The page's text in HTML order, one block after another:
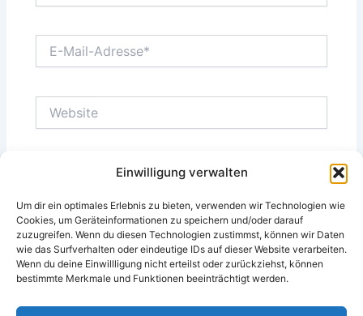
Einwilligung verwalten
Um dir ein optimales Erlebnis zu bieten, verwenden wir Technologien wie
Cookies, um Geräteinformationen zu speichern und/oder darauf
zuzugreifen. Wenn du diesen Technologien zustimmst, können wir Daten
wie das Surfverhalten oder eindeutige IDs auf dieser Website verarbeiten.
Wenn du deine Einwillligung nicht erteilst oder zurückziehst, können
bestimmte Merkmale und Funktionen beeinträchtigt werden.
Mail-
Name, E-Mail-Adresse und Website in diesem